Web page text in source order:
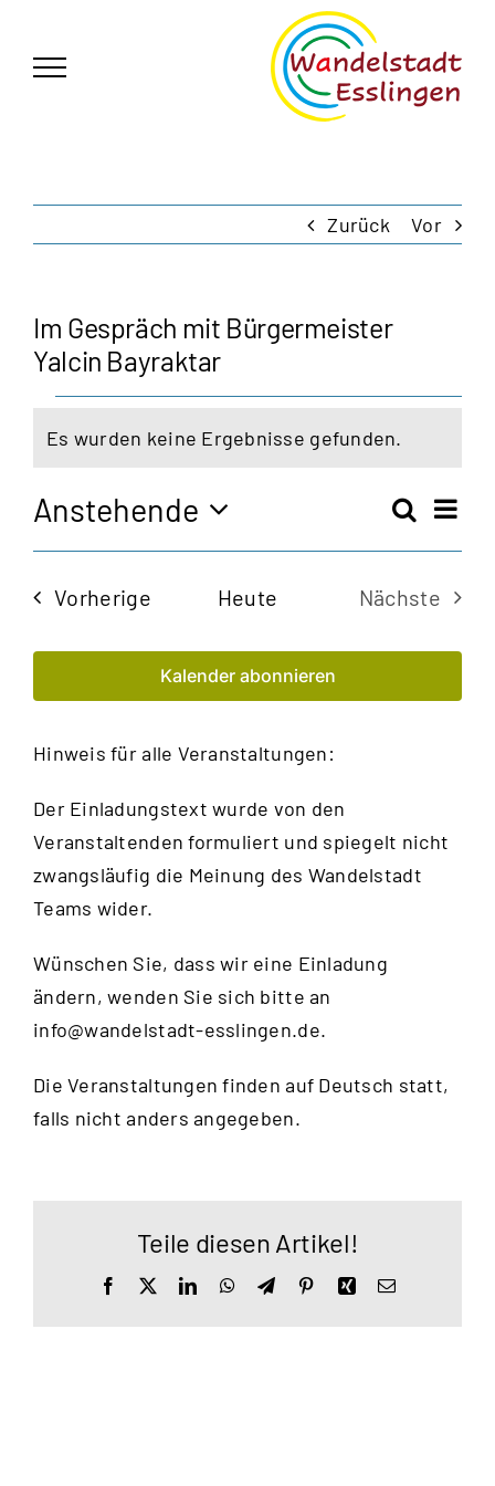
springen
Zurück Vor
Im Gespräch mit Bürgermeister
Yalcin Bayraktar
Veranstaltungen
Hinweis
Es wurden keine Ergebnisse gefunden.
und
Suche
Anstehende
Datum
VorherigeVeranstaltungen
Heute
Nächste
Kalender abonnieren
Hinweis für alle Veranstaltungen:
Der Einladungstext wurde von den
Veranstaltenden formuliert und spiegelt nicht
zwangsläufig die Meinung des Wandelstadt
Teams wider.
Wünschen Sie, dass wir eine Einladung
ändern, wenden Sie sich bitte an
info@wandelstadt-esslingen.de.
Die Veranstaltungen finden auf Deutsch statt,
falls nicht anders angegeben.
Teile diesen Artikel!
Facebook LinkedInWhatsApp
TelegramPinterestXingE-